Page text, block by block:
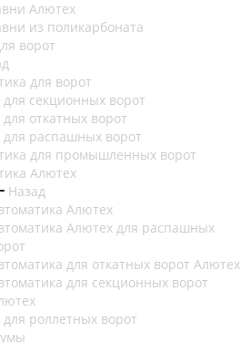
Алютех
из поликарбоната
ворот
для ворот
секционных ворот
откатных ворот
распашных ворот
для промышленных ворот
Алютех
Назад
Алютех
Алютех для распашных
для откатных ворот Алютех
для секционных ворот
роллетных ворот